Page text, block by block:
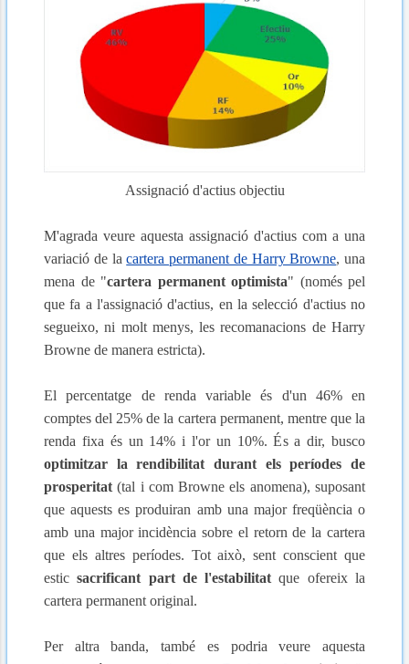
Assignació d'actius objectiu
M'agrada veure aquesta assignació d'actius com a una
variació de lacartera permanent de Harry Browne, una
mena de "cartera permanent optimista" (només pel
que fa a l'assignació d'actius, en la selecció d'actius no
segueixo, ni molt menys, les recomanacions de Harry
Browne de manera estricta).
El percentatge de renda variable és d'un 46% en
comptes del 25% de la cartera permanent, mentre que la
renda fixa és un 14% i l'or un 10%. És a dir, busco
optimitzar la rendibilitat durant els períodes de
prosperitat (tal i com Browne els anomena), suposant
que aquests es produiran amb una major freqüència o
amb una major incidència sobre el retorn de la cartera
que els altres períodes. Tot això, sent conscient que
esticsacrificant part de l'estabilitat que ofereix la
cartera permanent original.
Per altra banda, també es podria veure aquesta